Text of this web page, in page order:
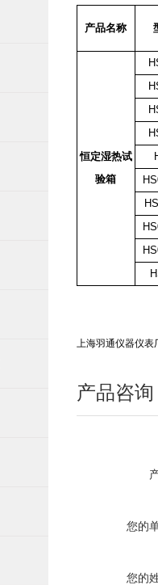
产品名称
恒定湿热试
验箱
上海羽通仪器仪表
产品咨询
您的
您的